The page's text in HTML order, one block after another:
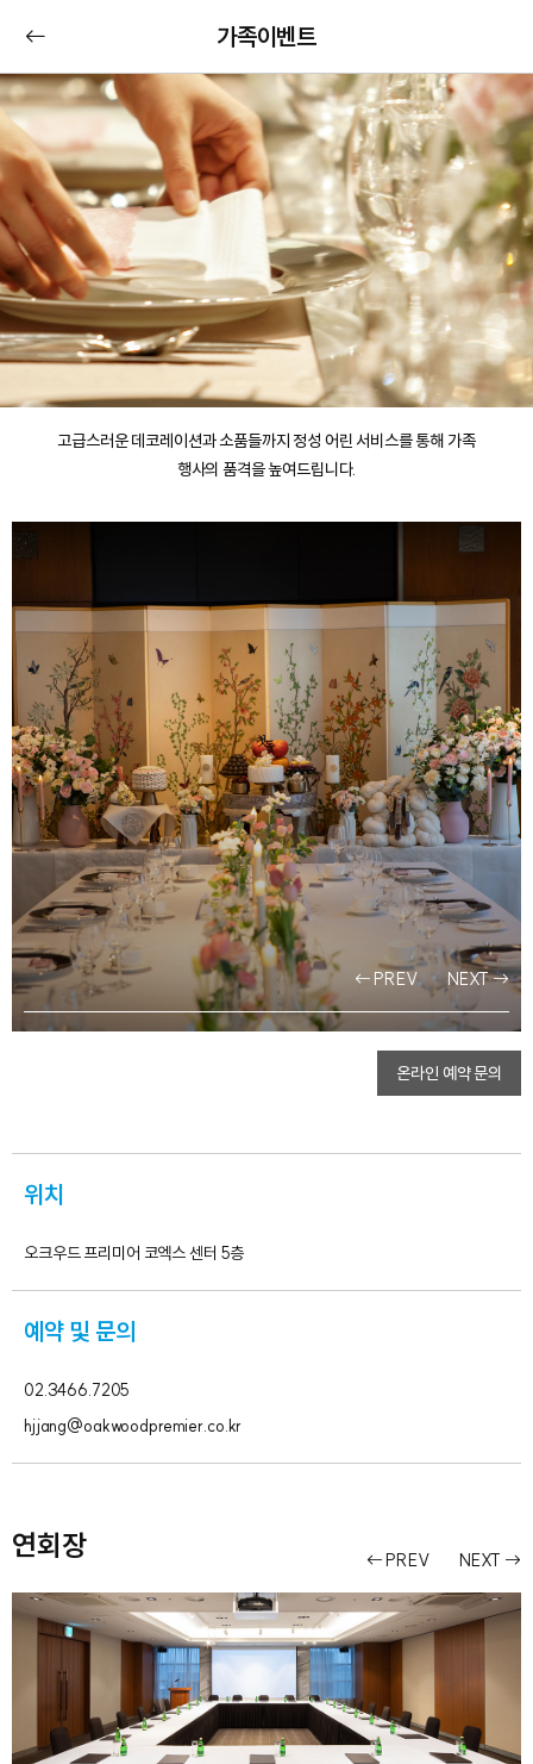
가족이벤트
고급스러운 데코레이션과 소품들까지 정성 어린 서비스를 통해 가족
행사의 품격을 높여드립니다.
PREV NEXT
온라인 예약 문의
위치
오크우드 프리미어 코엑스 센터 5층
예약 및 문의
02.3466.7205
hjjang@oakwoodpremier.co.kr
연회장 PREV NEXT